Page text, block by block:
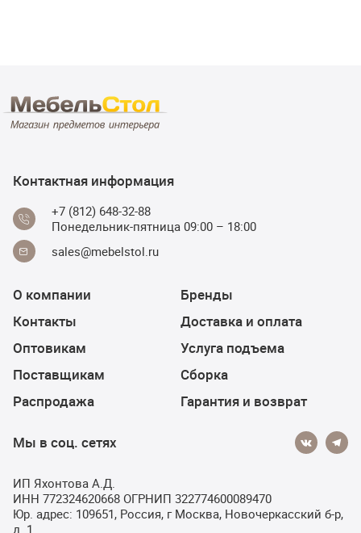
Контактная информация
+7 (812) 648-32-88
Понедельник-пятница 09:00 – 18:00
sales@mebelstol.ru
О компании
Контакты
Оптовикам
Поставщикам
Распродажа
Бренды
Доставка и оплата
Услуга подъема
Сборка
Гарантия и возврат
Мы в соц. сетях
ИП Яхонтова А.Д.
ИНН 772324620668 ОГРНИП 322774600089470
Юр. адрес: 109651, Россия, г Москва, Новочеркасский б-р,
д. 1